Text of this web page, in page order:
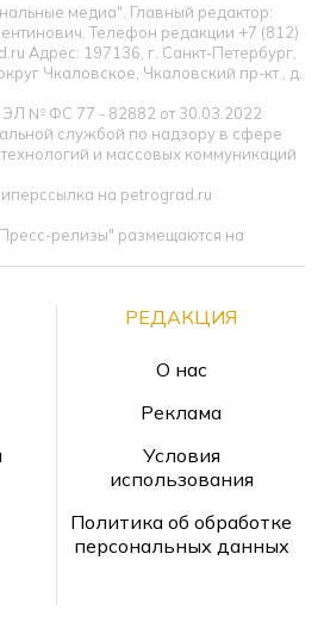
медиа". Главный редактор:
Телефон редакции +7 (812)
Адрес: 197136, г. Санкт-Петербург,
Чкаловское, Чкаловский пр-кт., д.
№ ФС 77 - 82882 от 30.03.2022
службой по надзору в сфере
и массовых коммуникаций
на petrograd.ru
релизы" размещаются на
РЕДАКЦИЯ
О нас
Реклама
Условия
использования
Политика об обработке
персональных данных